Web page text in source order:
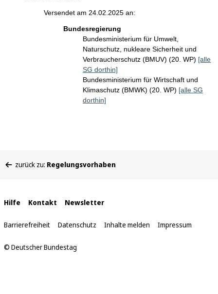
Versendet am 24.02.2025 an:
Bundesregierung
Bundesministerium für Umwelt,
Naturschutz, nukleare Sicherheit und
Verbraucherschutz (BMUV) (20. WP) [alle
SG dorthin]
Bundesministerium für Wirtschaft und
Klimaschutz (BMWK) (20. WP) [alle SG
dorthin]
befinden
zurück zu: Regelungsvorhaben
Interne
Links
Hilfe Kontakt Newsletter
Barrierefreiheit Datenschutz Inhalte melden Impressum
© Deutscher Bundestag